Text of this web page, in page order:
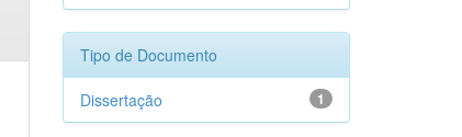
Tipo de Documento
1
Dissertação